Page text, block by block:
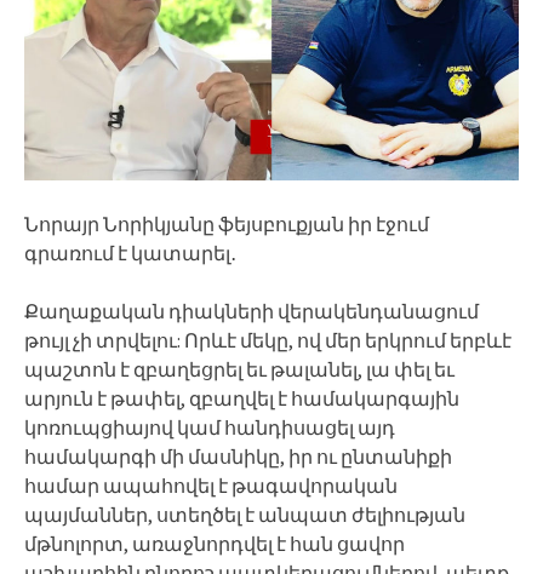
Նորայր Նորիկյանը ֆեյսբուքյան իր էջում
գրառում է կատարել․
Քաղաքական դիակների վերակենդանացում
թույլ չի տրվելու: Որևէ մեկը, ով մեր երկրում երբևէ
պաշտոն է զբաղեցրել եւ թալանել, լա փել եւ
արյուն է թափել, զբաղվել է համակարգային
կոռուպցիայով կամ հանդիսացել այդ
համակարգի մի մասնիկը, իր ու ընտանիքի
համար ապահովել է թագավորական
պայմաններ, ստեղծել է անպատ ժելիության
մթնոլորտ, առաջնորդվել է հան ցավոր